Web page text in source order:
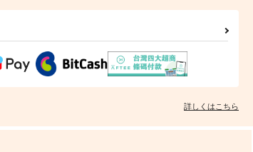
詳しくはこちら